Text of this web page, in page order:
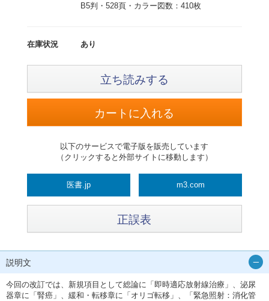
B5判・528頁・カラー図数：410枚
在庫状況 あり
立ち読みする
以下のサービスで電子版を販売しています
（クリックすると外部サイトに移動します）
医書.jp m3.com
正誤表
説明文
今回の改訂では、新規項目として総論に「即時適応放射線治療」、泌尿
器章に「腎癌」、緩和・転移章に「オリゴ転移」、「緊急照射：消化管